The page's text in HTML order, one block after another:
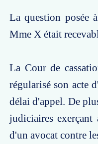
La question posée
Mme X était
La Cour de
régularisé son acte
délai d'appel. De
judiciaires
d'un avocat contre